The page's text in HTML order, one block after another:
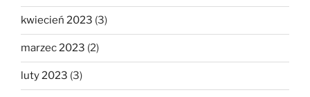
kwiecień 2023 (3)
marzec 2023 (2)
luty 2023 (3)